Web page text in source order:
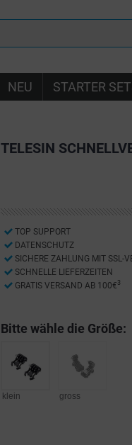
NEU STARTER
TELESIN
TOP SUPPORT
DATENSCHUTZ
SICHERE ZAHLUNG MIT SSL-
SCHNELLE LIEFERZEITEN
GRATIS VERSAND AB 100€ 3
Bitte wähle die Größe:
klein gross